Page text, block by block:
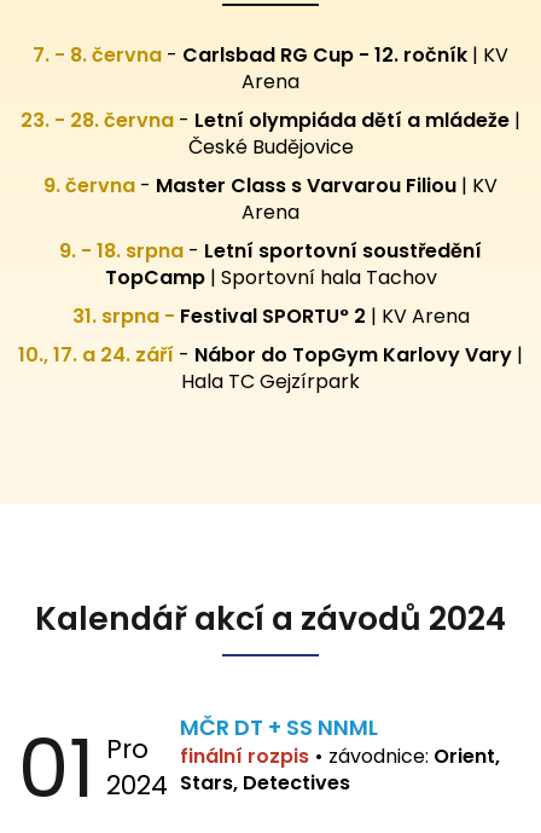
7. - 8. června - Carlsbad RG Cup - 12. ročník | KV
Arena
23. - 28. června - Letní olympiáda dětí a mládeže |
České Budějovice
9. června - Master Class s Varvarou Filiou | KV
Arena
9. - 18. srpna - Letní sportovní soustředění
TopCamp| Sportovní hala Tachov
31. srpna - Festival SPORTU° 2 | KV Arena
10., 17. a 24. září - Nábor do TopGym Karlovy Vary |
Hala TC Gejzírpark
Kalendář akcí a závodů 2024
01 Pro
2024
MČR DT + SS NNML
finální rozpis • závodnice: Orient,
Stars, Detectives